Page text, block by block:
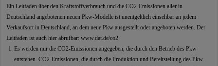
Ein Leitfaden über den Kraftstoffverbrauch und die CO2-Emissionen aller in
Deutschland angebotenen neuen Pkw-Modelle ist unentgeltlich einsehbar an jedem
Verkaufsort in Deutschland, an dem neue Pkw ausgestellt oder angeboten werden. Der
Leitfaden ist auch hier abrufbar: www.dat.de/co2.
Es werden nur die CO2-Emissionen angegeben, die durch den Betrieb des Pkw
entstehen. CO2-Emissionen, die durch die Produktion und Bereitstellung des Pkw